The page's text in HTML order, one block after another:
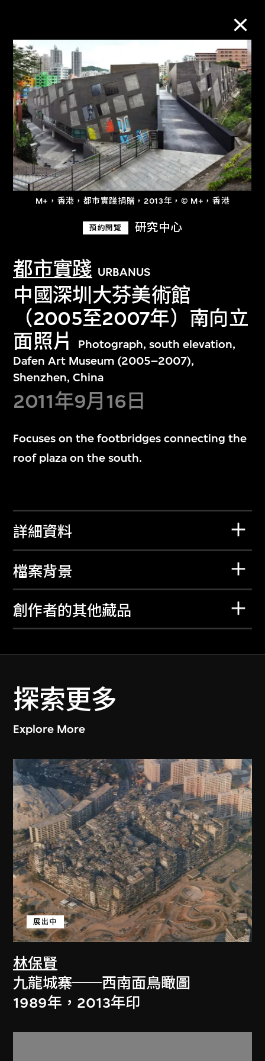
M+，香港，都市實踐捐贈，2013年，© M+，香港
預約閱覽 研究中心
都市實踐 URBANUS
中國深圳大芬美術館
（2005至2007年）南向立
面照片
Photograph, south elevation,
Dafen Art Museum (2005–2007),
Shenzhen, China
2011年9月16日
Focuses on the footbridges connecting the
roof plaza on the south.
詳細資料
檔案背景
創作者的其他藏品
探索更多
Explore More
林保賢
展出中
九龍城寨──西南面鳥瞰圖
1989年，2013年印
M+藏品
進一步篩選 搜索
關於M+藏品
探索世界頂級的二十及二十一世紀視覺